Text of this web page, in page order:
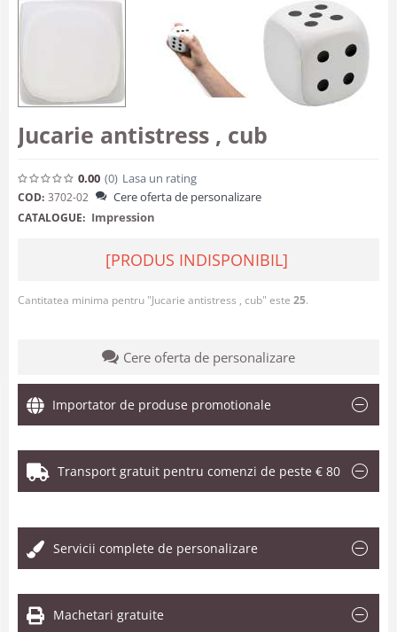
Jucarie antistress , cub
0.00 (0) Lasa un rating
COD: 3702-02 Cere oferta de personalizare
CATALOGUE: Impression
[PRODUS INDISPONIBIL]
Cantitatea minima pentru "Jucarie antistress , cub" este 25.
Cere oferta de personalizare
Importator de produse promotionale
Transport gratuit pentru comenzi de peste € 80
Servicii complete de personalizare
Machetari gratuite